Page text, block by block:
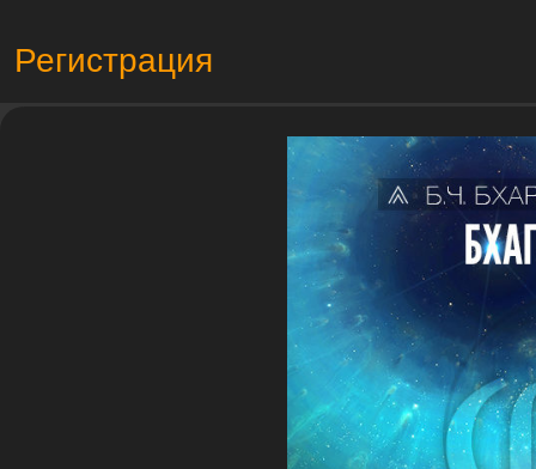
Регистрация